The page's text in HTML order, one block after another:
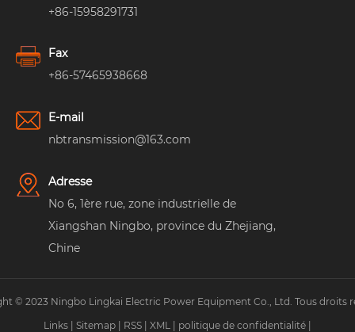
+86-15958291731
Fax
+86-57465938668
E-mail
nbtransmission@163.com
Adresse
No 6, 1ère rue, zone industrielle de
Xiangshan Ningbo, province du Zhejiang,
Chine
© 2023 Ningbo Lingkai Electric Power Equipment Co., Ltd. Tous droits
Links
Sitemap RSS XML politique de confidentialité